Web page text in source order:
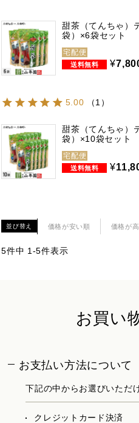
甜茶（てんちゃ）
袋）×6袋セット
宅配便
¥
5.00
（1 ）
甜茶（てんちゃ）
袋）×10袋セット
宅配便
¥
並び替え 価格が安い順 価格が
5件中 1 -5件表示
お買い
お支払い方法について
下記の中からお選びいただ
クレジットカード決済